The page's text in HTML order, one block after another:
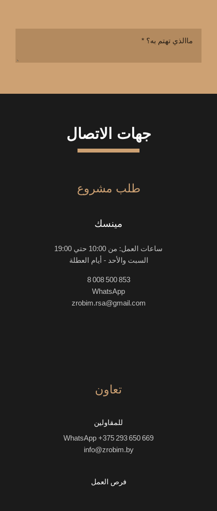
جهات الاتصال
طلب مشروع
مينسك
ساعات العمل: من 10:00 حتي 19:00
السبت والأحد - أيام العطلة
8 008 500 853
WhatsApp
zrobim.rsa@gmail.com
تعاون
للمقاولين
WhatsApp +375 293 650 669
info@zrobim.by
فرص العمل